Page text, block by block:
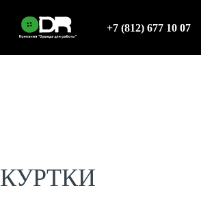
+7 (812) 677 10 07
КУРТКИ